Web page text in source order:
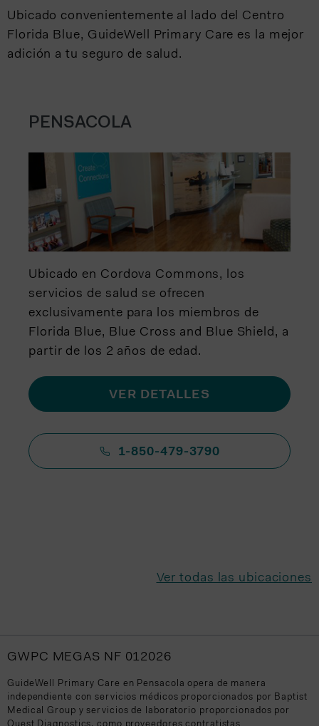
Ubicado convenientemente al lado del Centro
Florida Blue, GuideWell Primary Care es la mejor
adición a tu seguro de salud.
PENSACOLA
Ubicado en Cordova Commons, los
servicios de salud se ofrecen
exclusivamente para los miembros de
Florida Blue, Blue Cross and Blue Shield, a
partir de los 2 años de edad.
VER DETALLES
1-850-479-3790
Ver todas las ubicaciones
GWPC MEGAS NF 012026
GuideWell Primary Care en Pensacola opera de manera
independiente con servicios médicos proporcionados por Baptist
Medical Group y servicios de laboratorio proporcionados por